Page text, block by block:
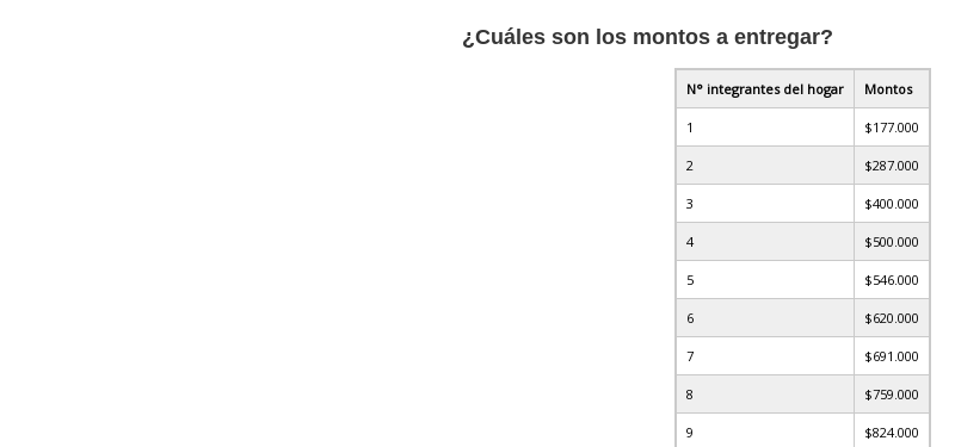
¿Cuáles son los montos a entregar?
N° integrantes del hogar Montos
1 $177.000
2 $287.000
3 $400.000
4 $500.000
5 $546.000
6 $620.000
7 $691.000
8 $759.000
9 $824.000